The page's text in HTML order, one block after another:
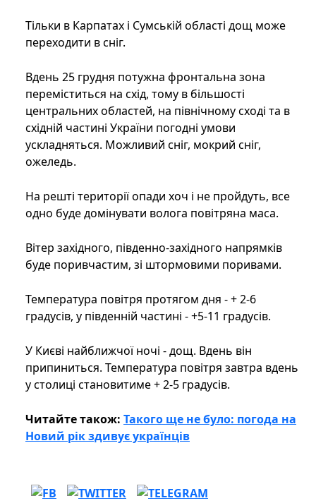
Тільки в Карпатах і Сумській області дощ може
переходити в сніг.
Вдень 25 грудня потужна фронтальна зона
переміститься на схід, тому в більшості
центральних областей, на північному сході та в
східній частині України погодні умови
ускладняться. Можливий сніг, мокрий сніг,
ожеледь.
На решті території опади хоч і не пройдуть, все
одно буде домінувати волога повітряна маса.
Вітер західного, південно-західного напрямків
буде поривчастим, зі штормовими поривами.
Температура повітря протягом дня - + 2-6
градусів, у південній частині - +5-11 градусів.
У Києві найближчої ночі - дощ. Вдень він
припиниться. Температура повітря завтра вдень
у столиці становитиме + 2-5 градусів.
Читайте також: Такого ще не було: погода на
Новий рік здивує українців